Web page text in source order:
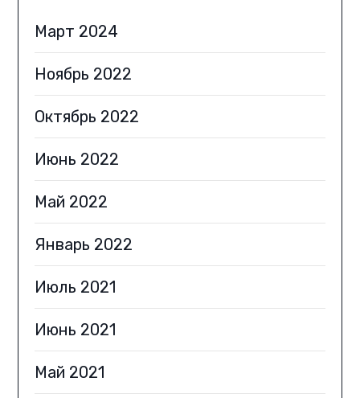
Март 2024
Ноябрь 2022
Октябрь 2022
Июнь 2022
Май 2022
Январь 2022
Июль 2021
Июнь 2021
Май 2021